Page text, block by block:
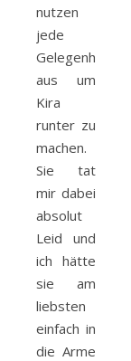
nutzen
jede
Gelegenheit
aus um
Kira
runter zu
machen.
Sie tat
mir dabei
absolut
Leid und
ich hätte
sie am
liebsten
einfach in
die Arme